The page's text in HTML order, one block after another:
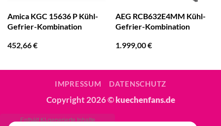
Amica KGC 15636 P Kühl-
Gefrier-Kombination
452,66€
AEG RCB632E4MM Kühl-
Gefrier-Kombination
1.999,00€
IMPRESSUM DATENSCHUTZ
Copyright 2026 ©kuechenfans.de